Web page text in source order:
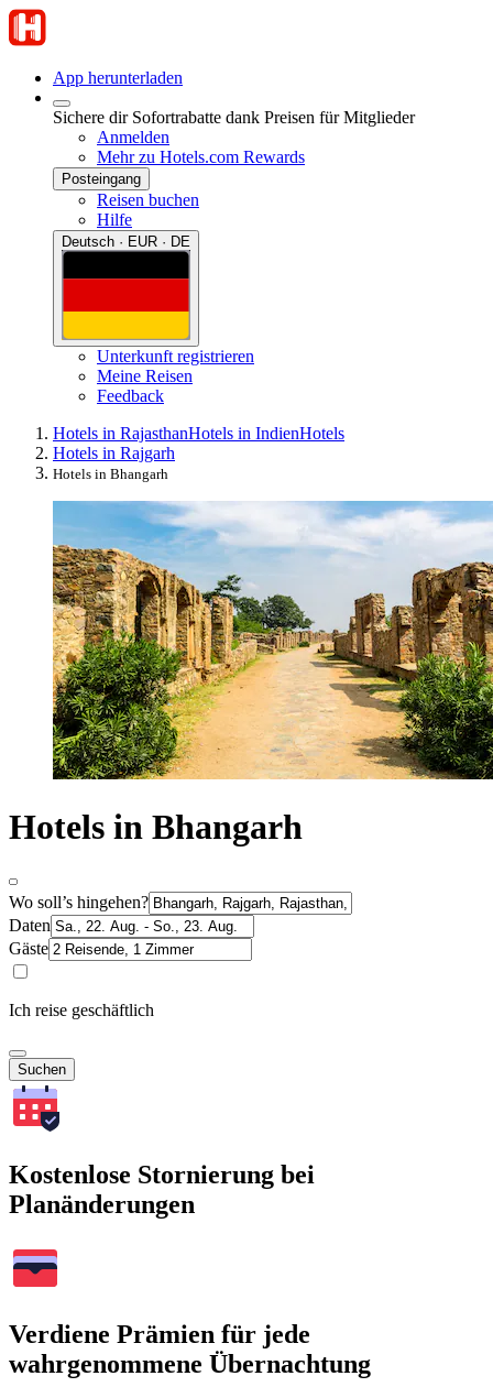
App herunterladen
Sichere dir Sofortrabatte dank Preisen für Mitglieder
Anmelden
Mehr zu Hotels.com Rewards
Posteingang
Reisen buchen
Hilfe
Deutsch · EUR · DE
Unterkunft registrieren
Meine Reisen
Feedback
Hotels in RajasthanHotels in IndienHotels
Hotels in Rajgarh
Hotels in Bhangarh
Hotels in Bhangarh
Wo soll’s hingehen?
Daten
Gäste
Ich reise geschäftlich
Suchen
Kostenlose Stornierung bei
Planänderungen
Verdiene Prämien für jede
wahrgenommene Übernachtung